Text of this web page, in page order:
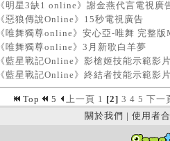
《明星3缺1 online》謝金燕代言電視廣
《惡狼傳說Online》15秒電視廣告
《唯舞獨尊online》安心亞-唯舞 完整版
《唯舞獨尊online》3月新歌白羊夢
《藍星戰記Online》影槍姬技能示範影片
《藍星戰記Online》終結者技能示範影片
Top 5 上一頁 1 [2] 3 4 5 下一
關於我們 | 使用者